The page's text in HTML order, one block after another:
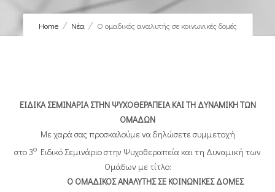
Home Νέα Ο ομαδικός αναλυτής σε κοινωνικές δομές
ΕΙΔΙΚΑ ΣΕΜΙΝΑΡΙΑ ΣΤΗΝ ΨΥΧΟΘΕΡΑΠΕΙΑ ΚΑΙ ΤΗ ΔΥΝΑΜΙΚΗ ΤΩΝ
ΟΜΑΔΩΝ
Με χαρά σας προσκαλούμε να δηλώσετε συμμετοχή
στο 3ο Ειδικό Σεμινάριο στην Ψυχοθεραπεία και τη Δυναμική των
Ομάδων με τίτλο:
Ο ΟΜΑΔΙΚΟΣ ΑΝΑΛΥΤΗΣ ΣΕ ΚΟΙΝΩΝΙΚΕΣ ΔΟΜΕΣ